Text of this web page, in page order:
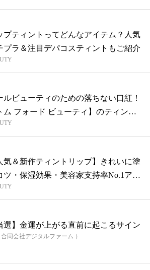
プティントってどんなアイテム？人気
プラ＆注目デパコスティントもご紹介
ルビューティのための落ちない口紅！
ム フォード ビューティ】のティント
気＆新作ティントリップ】きれいに塗
ツ・保湿効果・美容家支持率No.1ア
選】金運が上がる直前に起こるサイン
同会社デジタルファーム ）